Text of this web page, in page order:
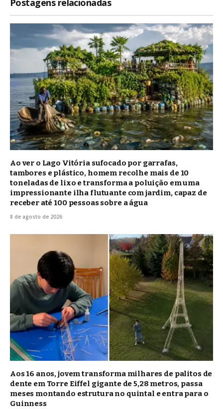
Postagens relacionadas
Ao ver o Lago Vitória sufocado por garrafas,
tambores e plástico, homem recolhe mais de 10
toneladas de lixo e transforma a poluição em uma
impressionante ilha flutuante com jardim, capaz de
receber até 100 pessoas sobre a água
8 de agosto de 2026
Aos 16 anos, jovem transforma milhares de palitos de
dente em Torre Eiffel gigante de 5,28 metros, passa
meses montando estrutura no quintal e entra para o
Guinness